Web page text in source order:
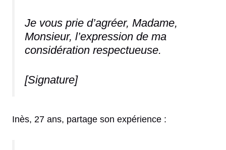
Je vous prie d’agréer, Madame,
Monsieur, l’expression de ma
considération respectueuse.
[Signature]
Inès, 27 ans, partage son expérience :